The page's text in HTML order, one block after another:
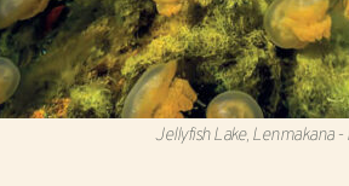
Jellyfish Lake, Lenmakana -